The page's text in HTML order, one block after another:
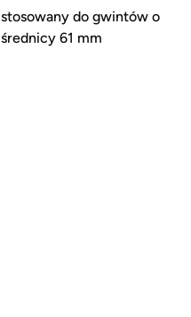
stosowany do gwintów o
średnicy 61 mm